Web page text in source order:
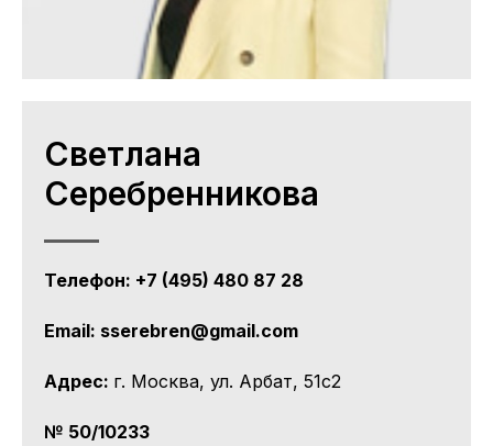
Светлана
Серебренникова
Телефон: +7 (495) 480 87 28
Email: sserebren@gmail.com
Адрес: г. Москва, ул. Арбат, 51с2
№ 50/10233